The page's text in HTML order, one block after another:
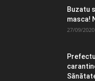
Buzatu
masca!
27/09/2020